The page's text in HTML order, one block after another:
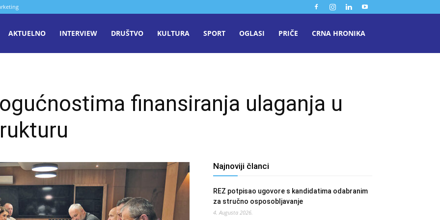
AKTUELNO INTERVIEW DRUŠTVO KULTURA SPORT OGLASI PRIČE CRNA HRONIKA
finansiranja ulaganja u
Najnoviji članci
REZ potpisao ugovore s kandidatima odabranim
za stručno osposobljavanje
4. Augusta 2026.